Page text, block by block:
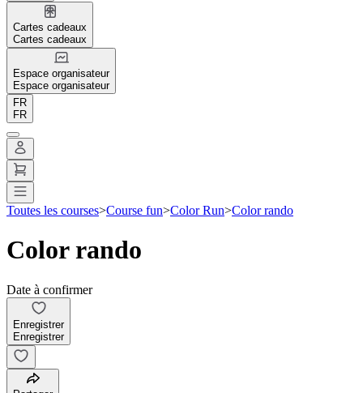
Cartes cadeaux
Cartes cadeaux
Espace organisateur
Espace organisateur
FR
FR
Toutes les courses>Course fun>Color Run>Color rando
Color rando
Date à confirmer
Enregistrer
Enregistrer